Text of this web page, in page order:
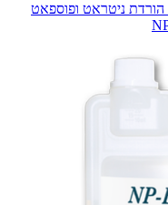
הורדת ניטראט ופוספאט